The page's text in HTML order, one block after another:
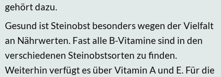
gehört dazu.
Gesund ist Steinobst besonders wegen der Vielfalt
an Nährwerten. Fast alle B-Vitamine sind in den
verschiedenen Steinobstsorten zu finden.
Weiterhin verfügt es über Vitamin A und E. Für die